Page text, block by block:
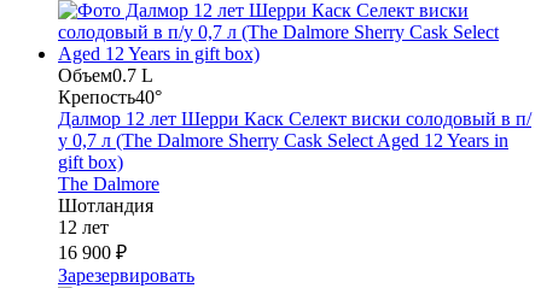
Объем0.7 L
Крепость40°
Далмор 12 лет Шерри Каск Селект виски солодовый в п/
у 0,7 л (The Dalmore Sherry Cask Select Aged 12 Years in
gift box)
The Dalmore
Шотландия
12 лет
16 900 ₽
Зарезервировать